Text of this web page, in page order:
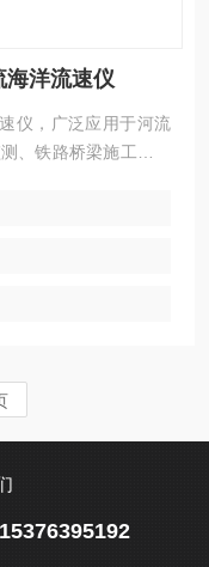
海洋流速仪
仪，广泛应用于河流
、铁路桥梁施工流速